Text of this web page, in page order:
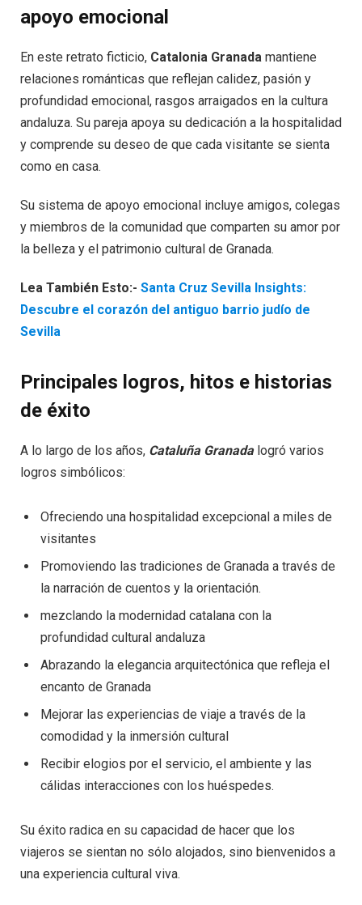
apoyo emocional
En este retrato ficticio, Catalonia Granada mantiene
relaciones románticas que reflejan calidez, pasión y
profundidad emocional, rasgos arraigados en la cultura
andaluza. Su pareja apoya su dedicación a la hospitalidad
y comprende su deseo de que cada visitante se sienta
como en casa.
Su sistema de apoyo emocional incluye amigos, colegas
y miembros de la comunidad que comparten su amor por
la belleza y el patrimonio cultural de Granada.
Lea También Esto:- Santa Cruz Sevilla Insights:
Descubre el corazón del antiguo barrio judío de
Sevilla
Principales logros, hitos e historias
de éxito
A lo largo de los años, Cataluña Granadalogró varios
logros simbólicos:
Ofreciendo una hospitalidad excepcional a miles de
visitantes
Promoviendo las tradiciones de Granada a través de
la narración de cuentos y la orientación.
mezclando la modernidad catalana con la
profundidad cultural andaluza
Abrazando la elegancia arquitectónica que refleja el
encanto de Granada
Mejorar las experiencias de viaje a través de la
comodidad y la inmersión cultural
Recibir elogios por el servicio, el ambiente y las
cálidas interacciones con los huéspedes.
Su éxito radica en su capacidad de hacer que los
viajeros se sientan no sólo alojados, sino bienvenidos a
una experiencia cultural viva.